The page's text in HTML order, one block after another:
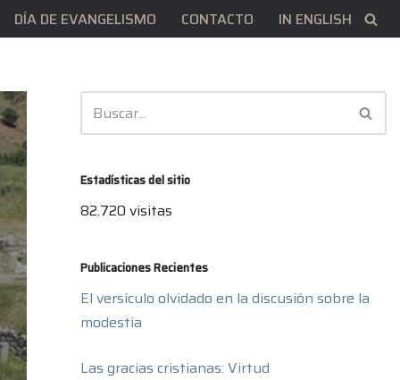
DÍA DE EVANGELISMO CONTACTO IN ENGLISH
Estadísticas del sitio
82.720 visitas
Publicaciones Recientes
El versículo olvidado en la discusión sobre la
modestia
Las gracias cristianas: Virtud